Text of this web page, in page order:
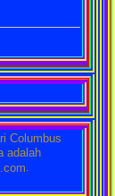
Columbus
adalah
.